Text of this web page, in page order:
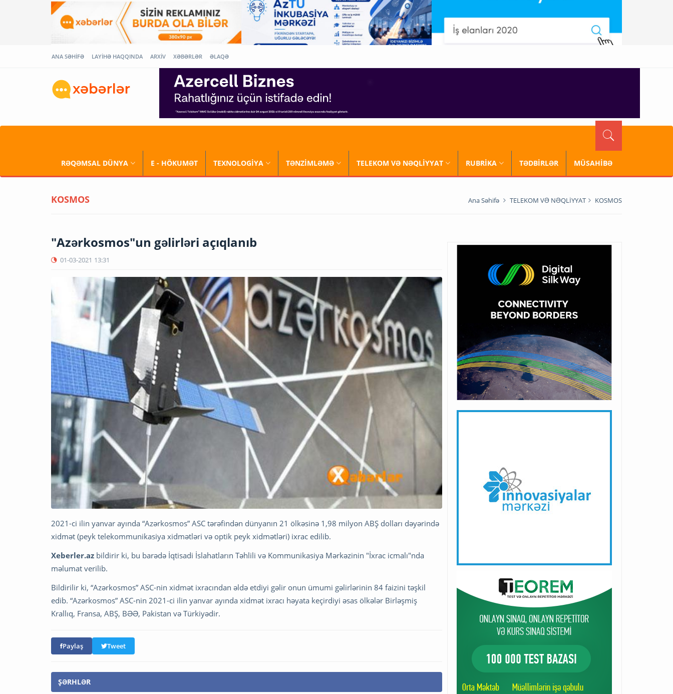
ANA SƏHİFƏ LAYİHƏ HAQQINDA ARXİV XƏBƏRLƏR ƏLAQƏ
RƏQƏMSAL DÜNYA E - HÖKUMƏT TEXNOLOGİYA TƏNZİMLƏMƏ TELEKOM VƏ NƏQLİYYAT RUBRİKA TƏDBİRLƏR MÜSAHİBƏ
KOSMOS Ana Səhifə TELEKOM VƏ NƏQLİYYAT KOSMOS
"Azərkosmos"un gəlirləri açıqlanıb
01-03-2021 13:31
2021-ci ilin yanvar ayında “Azərkosmos” ASC tərəfindən dünyanın 21 ölkəsinə 1,98 milyon ABŞ dolları dəyərində
xidmət (peyk telekommunikasiya xidmətləri və optik peyk xidmətləri) ixrac edilib.
Xeberler.az bildirir ki, bu barədə İqtisadi İslahatların Təhlili və Kommunikasiya Mərkəzinin "İxrac icmalı"nda
məlumat verilib.
Bildirilir ki, “Azərkosmos” ASC-nin xidmət ixracından əldə etdiyi gəlir onun ümumi gəlirlərinin 84 faizini təşkil
edib. “Azərkosmos” ASC-nin 2021-ci ilin yanvar ayında xidmət ixracı həyata keçirdiyi əsas ölkələr Birləşmiş
Krallıq, Fransa, ABŞ, BƏƏ, Pakistan və Türkiyədir.
Paylaş Tweet
ŞƏRHLƏR